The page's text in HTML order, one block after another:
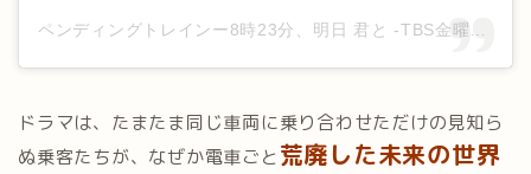
ドラマは、たまたま同じ車両に乗り合わせただけの見知ら
ぬ乗客たちが、なぜか電車ごと 荒廃した未来の世界